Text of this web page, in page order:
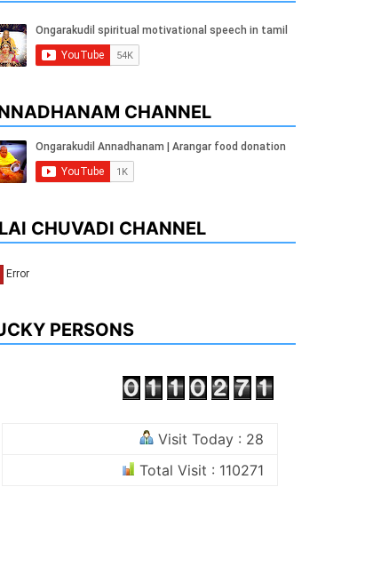
CHANNEL
CHUVADI CHANNEL
PERSONS
Visit Today : 28
Total Visit : 110271